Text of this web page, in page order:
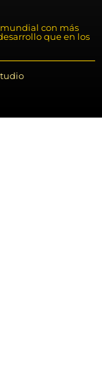
con más
que en los